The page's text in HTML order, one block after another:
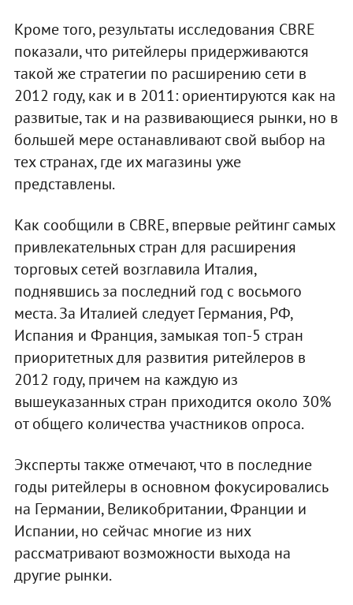
Кроме того, результаты исследования CBRE
показали, что ритейлеры придерживаются
такой же стратегии по расширению сети в
2012 году, как и в 2011: ориентируются как на
развитые, так и на развивающиеся рынки, но в
большей мере останавливают свой выбор на
тех странах, где их магазины уже
представлены.
Как сообщили в CBRE, впервые рейтинг самых
привлекательных стран для расширения
торговых сетей возглавила Италия,
поднявшись за последний год с восьмого
места. За Италией следует Германия, РФ,
Испания и Франция, замыкая топ-5 стран
приоритетных для развития ритейлеров в
2012 году, причем на каждую из
вышеуказанных стран приходится около 30%
от общего количества участников опроса.
Эксперты также отмечают, что в последние
годы ритейлеры в основном фокусировались
на Германии, Великобритании, Франции и
Испании, но сейчас многие из них
рассматривают возможности выхода на
другие рынки.